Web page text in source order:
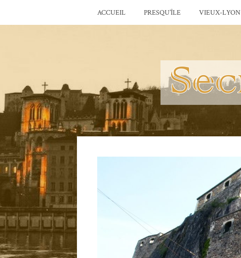
ACCUEIL PRESQU’ÎLE VIEUX-LYON